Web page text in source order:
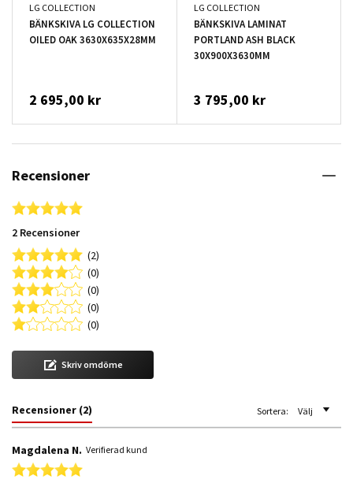
LG COLLECTION
BÄNKSKIVA LG COLLECTION
OILED OAK 3630X635X28MM
2 695,00 kr
LG COLLECTION
BÄNKSKIVA LAMINAT
PORTLAND ASH BLACK
30X900X3630MM
3 795,00 kr
Recensioner
5.0 star rating
2 Recensioner
(2)
(0)
(0)
(0)
(0)
Skriv omdöme
Recensioner (2) Sortera: Välj
Magdalena N. Verifierad kund
5.0 star rating